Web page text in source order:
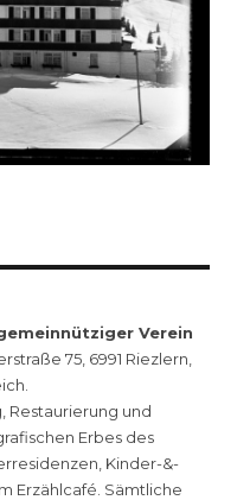
Verein
75, 6991 Riezlern,
Restaurierung und
Erbes des
Kinder-&-
Erzählcafé. Sämtliche